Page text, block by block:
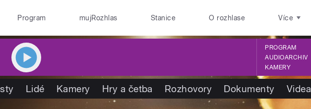
Program mujRozhlas Stanice O rozhlase Více
PROGRAM
AUDIOARCHIV
KAMERY
Lidé Kamery Hry a četba Rozhovory Dokumenty Videa